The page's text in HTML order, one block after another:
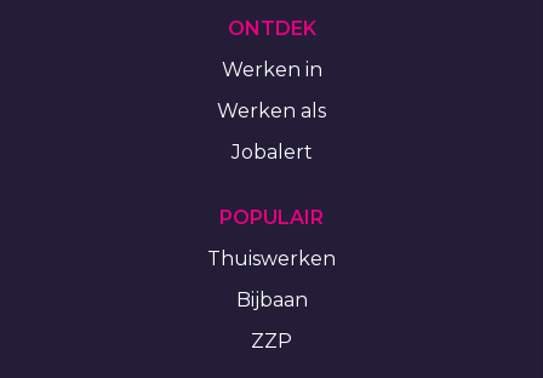
ONTDEK
Werken in
Werken als
Jobalert
POPULAIR
Thuiswerken
Bijbaan
ZZP